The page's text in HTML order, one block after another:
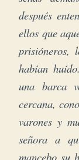
después
ellos que
prisióneros,
habían
una barca
cercana,
varones y
señora a
mancebo su